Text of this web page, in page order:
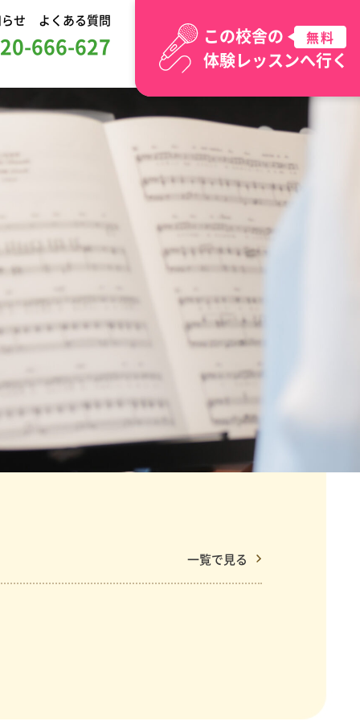
せ よくある質問
666-627 この校舎の 無料
体験レッスンへ行く
一覧で見る